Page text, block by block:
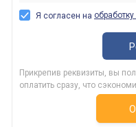
Я согласен на
Прикрепив реквизиты, вы
оплатить сразу, что